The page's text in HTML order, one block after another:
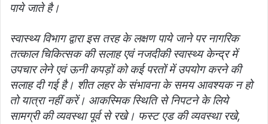
पाये जाते है।
स्वास्थ्य विभाग द्वारा इस तरह के लक्षण पाये जाने पर नागरिक
तत्काल चिकित्सक की सलाह एवं नजदीकी स्वास्थ्य केन्द्र में
उपचार लेने एवं ऊनी कपड़ों को कई परतों में उपयोग करने की
सलाह दी गई है। शीत लहर के संभावना के समय आवश्यक न हो
तो यात्रा नहीं करें। आकस्मिक स्थिति से निपटने के लिये
सामग्री की व्यवस्था पूर्व से रखे। फस्ट एड की व्यवस्था रखे,